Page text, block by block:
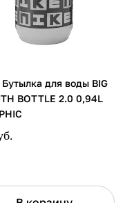
для воды BIG
BOTTLE 2.0 0,94L